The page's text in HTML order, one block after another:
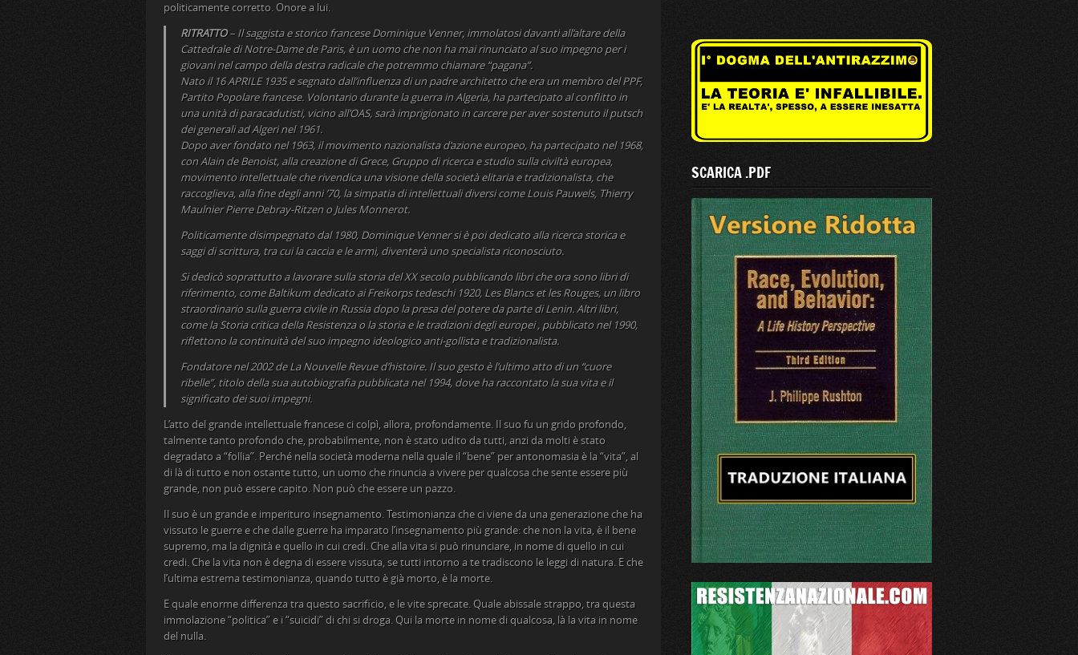
politicamente corretto. Onore a lui.
RITRATTO– Il saggista e storico francese Dominique Venner, immolatosi davanti all’altare della
Cattedrale di Notre-Dame de Paris, è un uomo che non ha mai rinunciato al suo impegno per i
giovani nel campo della destra radicale che potremmo chiamare “pagana”.
Nato il 16 APRILE 1935 e segnato dall’influenza di un padre architetto che era un membro del PPF,
Partito Popolare francese. Volontario durante la guerra in Algeria, ha partecipato al conflitto in
una unità di paracadutisti, vicino all’OAS, sarà imprigionato in carcere per aver sostenuto il putsch
dei generali ad Algeri nel 1961.
Dopo aver fondato nel 1963, il movimento nazionalista d’azione europeo, ha partecipato nel 1968,
con Alain de Benoist, alla creazione di Grece, Gruppo di ricerca e studio sulla civiltà europea,
movimento intellettuale che rivendica una visione della società elitaria e tradizionalista, che
raccoglieva, alla fine degli anni ’70, la simpatia di intellettuali diversi come Louis Pauwels, Thierry
Maulnier Pierre Debray-Ritzen o Jules Monnerot.
Politicamente disimpegnato dal 1980, Dominique Venner si è poi dedicato alla ricerca storica e
saggi di scrittura, tra cui la caccia e le armi, diventerà uno specialista riconosciuto.
Si dedicò soprattutto a lavorare sulla storia del XX secolo pubblicando libri che ora sono libri di
riferimento, come Baltikum dedicato ai Freikorps tedeschi 1920, Les Blancs et les Rouges, un libro
straordinario sulla guerra civile in Russia dopo la presa del potere da parte di Lenin. Altri libri,
come la Storia critica della Resistenza o la storia e le tradizioni degli europei , pubblicato nel 1990,
riflettono la continuità del suo impegno ideologico anti-gollista e tradizionalista.
Fondatore nel 2002 de La Nouvelle Revue d’histoire. Il suo gesto è l’ultimo atto di un “cuore
ribelle”, titolo della sua autobiografia pubblicata nel 1994, dove ha raccontato la sua vita e il
significato dei suoi impegni.
L’atto del grande intellettuale francese ci colpì, allora, profondamente. Il suo fu un grido profondo,
talmente tanto profondo che, probabilmente, non è stato udito da tutti, anzi da molti è stato
degradato a “follia”. Perché nella società moderna nella quale il “bene” per antonomasia è la “vita”, al
di là di tutto e non ostante tutto, un uomo che rinuncia a vivere per qualcosa che sente essere più
grande, non può essere capito. Non può che essere un pazzo.
Il suo è un grande e imperituro insegnamento. Testimonianza che ci viene da una generazione che ha
vissuto le guerre e che dalle guerre ha imparato l’insegnamento più grande: che non la vita, è il bene
supremo, ma la dignità e quello in cui credi. Che alla vita si può rinunciare, in nome di quello in cui
credi. Che la vita non è degna di essere vissuta, se tutti intorno a te tradiscono le leggi di natura. E che
l’ultima estrema testimonianza, quando tutto è già morto, è la morte.
E quale enorme differenza tra questo sacrificio, e le vite sprecate. Quale abissale strappo, tra questa
immolazione “politica” e i “suicidi” di chi si droga. Qui la morte in nome di qualcosa, là la vita in nome
del nulla.
SCARICA .PDF